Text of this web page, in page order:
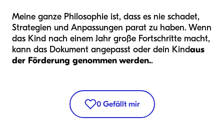
Meine ganze Philosophie ist, dass es nie schadet,
Strategien und Anpassungen parat zu haben. Wenn
das Kind nach einem Jahr große Fortschritte macht,
kann das Dokument angepasst oder dein Kindaus
der Förderung genommen werden..
0 Gefällt mir